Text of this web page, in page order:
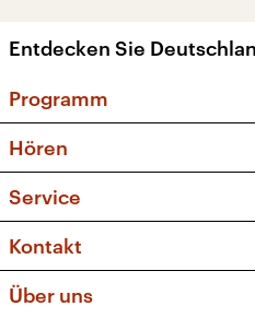
Entdecken Sie
Programm
Sendungen und
Musikliste
Kakadu – Das
Hören
Frequenzen (UKW +
Service
FAQ
Apps
Newsletter
Kontakt
Über uns